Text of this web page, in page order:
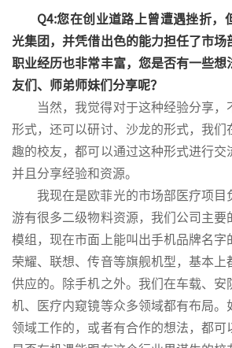
Q4:您在创业道路上曾遭遇挫折，
光集团，并凭借出色的能力担任了市场
职业经历也非常丰富，您是否有一些想
友们、师弟师妹们分享呢？
当然，我觉得对于这种经验分享，
形式，还可以研讨、沙龙的形式，我们
趣的校友，都可以通过这种形式进行交
并且分享经验和资源。
我现在是欧菲光的市场部医疗项目
游有很多二级物料资源，我们公司主要
模组，现在市面上能叫出手机品牌名字
荣耀、联想、传音等旗舰机型，基本上
供应的。除手机之外。我们在车载、安
机、医疗内窥镜等众多领域都有布局。
领域工作的，或者有合作的想法，都可